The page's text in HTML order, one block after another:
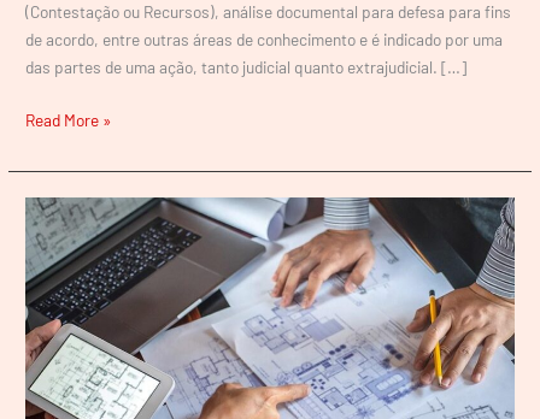
(Contestação ou Recursos), análise documental para defesa para fins
de acordo, entre outras áreas de conhecimento e é indicado por uma
das partes de uma ação, tanto judicial quanto extrajudicial. […]
Read More »
ASSISTENTE
TÉCNICO
PERITO
AUXILIAR
EM
PROCESSO
JUDICIAL
EM